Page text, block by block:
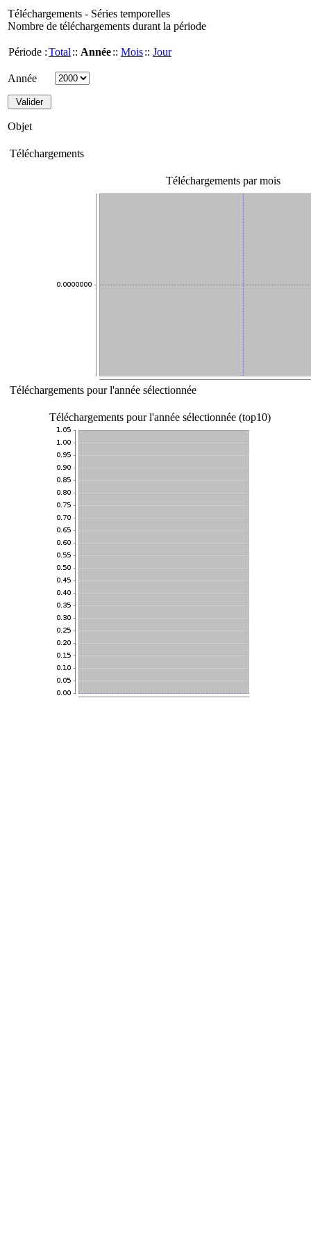
Téléchargements - Séries temporelles
Nombre de téléchargements durant la période
Période :Total :: Année:: Mois:: Jour
Année
Objet
Téléchargements
Téléchargements par mois
Téléchargements pour l'année sélectionnée
Téléchargements pour l'année sélectionnée (top10)